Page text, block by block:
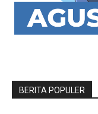
BERITA POPULER